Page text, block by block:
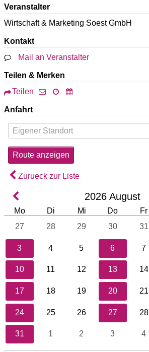
Veranstalter
Wirtschaft & Marketing Soest GmbH
Kontakt
Mail an Veranstalter
Teilen & Merken
Teilen
Anfahrt
Zurueck zur Liste
2026 August
Mo Di Mi Do Fr
27
28 29 30 31
3 4 5 6 7
10 11 12 13 14
17 18 19 20 21
24 25 26 27 28
31 1 2 3 4